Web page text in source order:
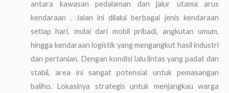
antara kawasan pedalaman dan jalur utama arus
kendaraan . Jalan ini dilalui berbagai jenis kendaraan
setiap hari, mulai dari mobil pribadi, angkutan umum,
hingga kendaraan logistik yang mengangkut hasil industri
dan pertanian. Dengan kondisi lalu lintas yang padat dan
stabil, area ini sangat potensial untuk pemasangan
baliho. Lokasinya strategis untuk menjangkau warga